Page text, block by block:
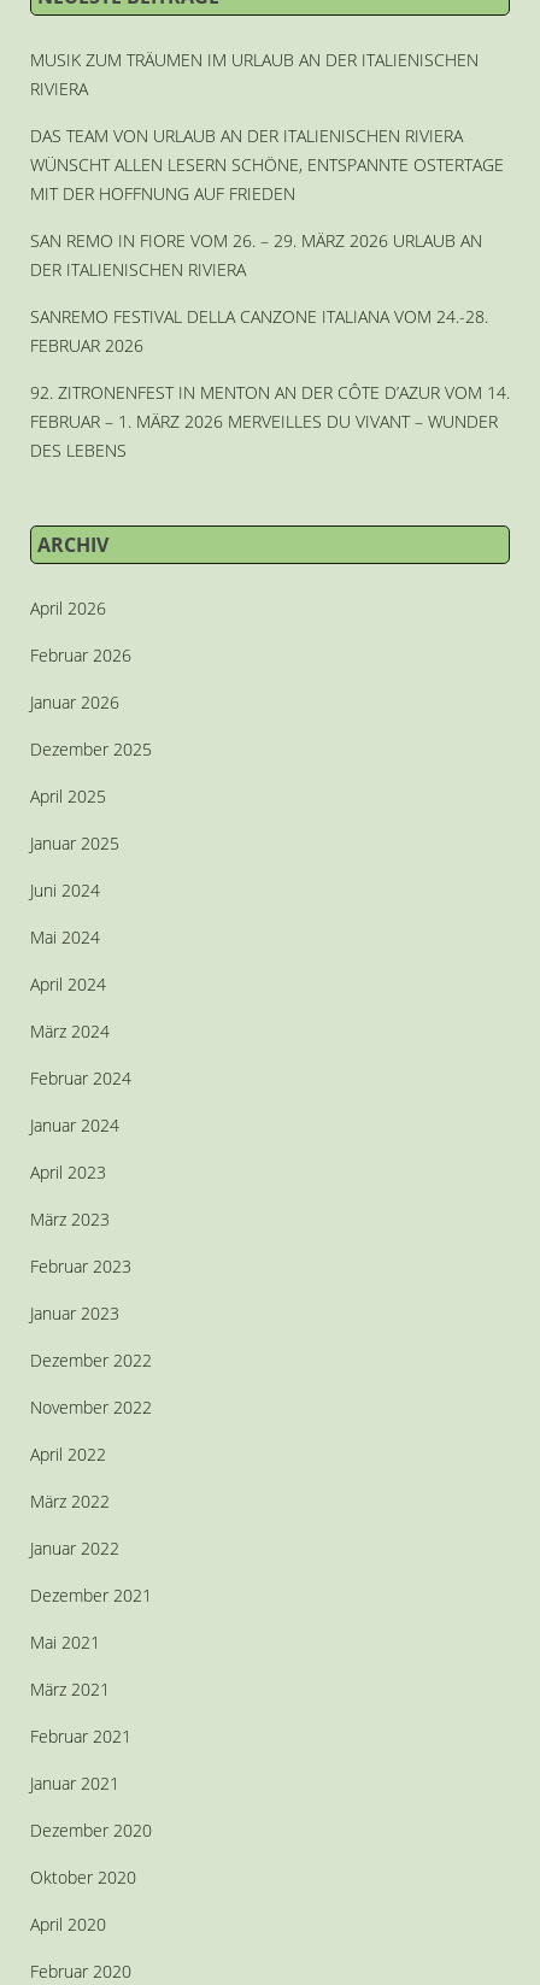
MUSIK ZUM TRÄUMEN IM URLAUB AN DER ITALIENISCHEN
RIVIERA
DAS TEAM VON URLAUB AN DER ITALIENISCHEN RIVIERA
WÜNSCHT ALLEN LESERN SCHÖNE, ENTSPANNTE OSTERTAGE
MIT DER HOFFNUNG AUF FRIEDEN
SAN REMO IN FIORE VOM 26. – 29. MÄRZ 2026 URLAUB AN
DER ITALIENISCHEN RIVIERA
SANREMO FESTIVAL DELLA CANZONE ITALIANA VOM 24.-28.
FEBRUAR 2026
92. ZITRONENFEST IN MENTON AN DER CÔTE D’AZUR VOM 14.
FEBRUAR – 1. MÄRZ 2026 MERVEILLES DU VIVANT – WUNDER
DES LEBENS
ARCHIV
April 2026
Februar 2026
Januar 2026
Dezember 2025
April 2025
Januar 2025
Juni 2024
Mai 2024
April 2024
März 2024
Februar 2024
Januar 2024
April 2023
März 2023
Februar 2023
Januar 2023
Dezember 2022
November 2022
April 2022
März 2022
Januar 2022
Dezember 2021
Mai 2021
März 2021
Februar 2021
Januar 2021
Dezember 2020
Oktober 2020
April 2020
Februar 2020